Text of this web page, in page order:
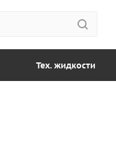
Тех. жидкости